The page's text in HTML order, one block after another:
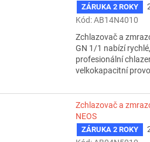
ZÁRUKA 2 ROKY
Kód:AB14N4010
Zchlazovač a
GN 1/1 nabízí
profesionální
velkokapacitní
Zchlazovač a
NEOS
ZÁRUKA 2 ROKY